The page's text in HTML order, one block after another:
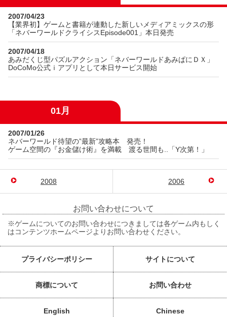
2007/04/23
【業界初】ゲームと書籍が連動した新しいメディアミックスの形
「ネバーワールドクライシスEpisode001」本日発売
2007/04/18
あみだくじ型パズルアクション「ネバーワールドあみぱにＤＸ」
DoCoMo公式ｉアプリとして本日サービス開始
01月
2007/01/26
ネバーワールド待望の”最新”攻略本 発売！
ゲーム空間の『お金儲け術』を満載 渡る世間も..「Y次第！」
2008 2006
お問い合わせについて
※ゲームについてのお問い合わせにつきましては各ゲーム内もしく
はコンテンツホームページよりお問い合わせください。
プライバシーポリシー サイトについて
商標について お問い合わせ
English Chinese